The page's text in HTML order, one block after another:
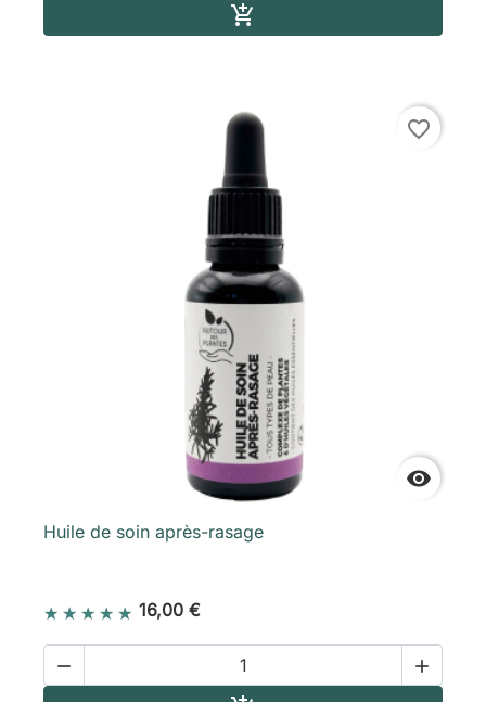


favorite_border
Huile de soin après-rasage
16,00 €
 